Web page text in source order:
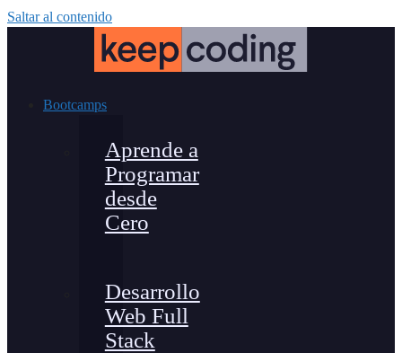
Saltar al contenido
Bootcamps
Aprende a
Programar
desde
Cero
Desarrollo
Web Full
Stack